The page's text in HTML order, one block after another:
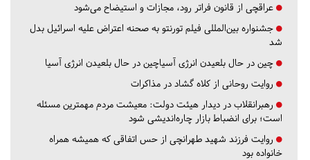
عراقچی از قانون فراتر رود، مجازات و استیضاح می‌شود
جشنواره بین‌المللی فیلم تورنتو به صحنه اعتراض علیه اسرائیل بدل
شد
چین در حال بلعیدن انرژی آسیاچین در حال بلعیدن انرژی آسیا
روایت روحانی از کلاه گشاد در مذاکرات
رهبرانقلاب در دیدار هیئت دولت: معیشت مردم مهمترین مسئله
است؛ برای انضباط بازار چاره‌اندیشی شود
روایت فرزند شهید طهرانچی از حس اتفاقی که همیشه همراه
خانواده بود